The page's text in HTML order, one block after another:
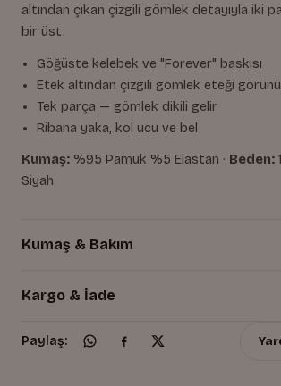
altından çıkan çizgili gömlek detayıyla iki
bir üst.
Göğüste kelebek ve "Forever" baskısı
Etek altından çizgili gömlek eteği
Tek parça — gömlek dikili gelir
Ribana yaka, kol ucu ve bel
Kumaş: %95 Pamuk %5 Elastan · Beden:
Siyah
Kumaş & Bakım
Kargo & İade
Paylaş: